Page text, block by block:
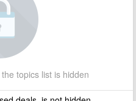
topics list is hidden